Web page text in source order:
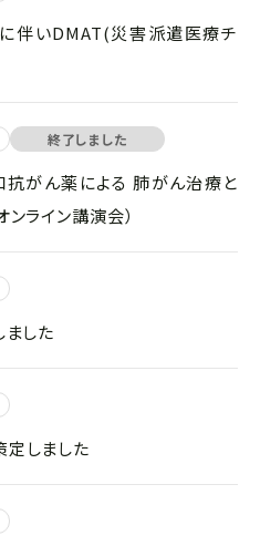
伴いDMAT(災害派遣医療チ
終了しました
抗がん薬による 肺がん治療と
ライン講演会）
ました
しました